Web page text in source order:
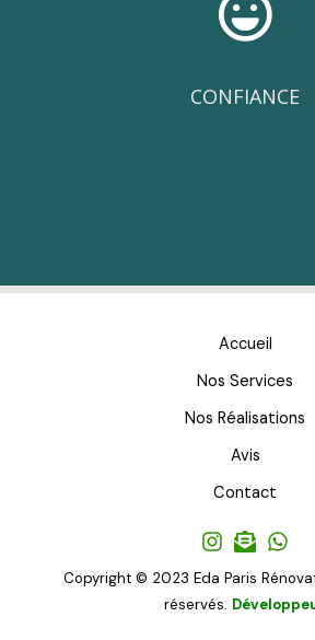
CONFIANCE
Accueil
Nos Services
Nos Réalisations
Avis
Contact
Copyright © 2023 Eda Paris
réservés.